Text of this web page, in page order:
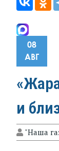
08
АВГ
и
"Наша